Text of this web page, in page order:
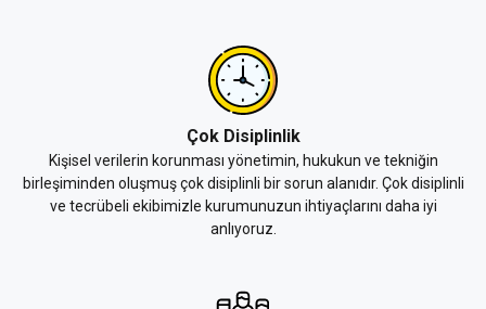
Çok Disiplinlik
Kişisel verilerin korunması yönetimin, hukukun ve tekniğin
birleşiminden oluşmuş çok disiplinli bir sorun alanıdır. Çok disiplinli
ve tecrübeli ekibimizle kurumunuzun ihtiyaçlarını daha iyi
anlıyoruz.